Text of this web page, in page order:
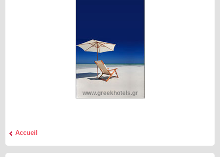
www.greekhotels.gr
Accueil